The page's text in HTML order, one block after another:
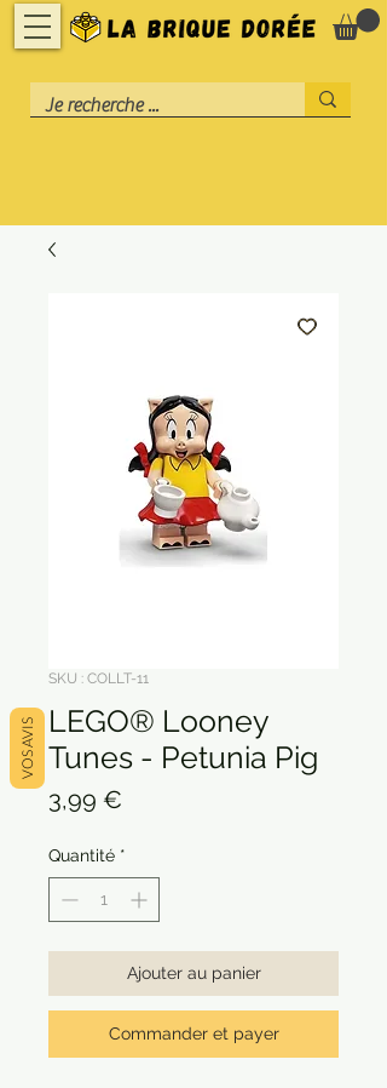
SKU : COLLT-11
LEGO® Looney
Tunes - Petunia Pig
3,99 €
Quantité *
Ajouter au panier
Commander et payer
VOS AVIS